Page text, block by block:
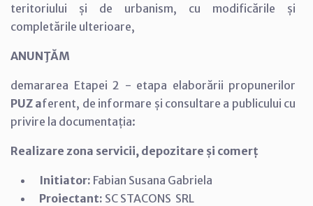
teritoriului și de urbanism, cu modificările și
completările ulterioare,
ANUNŢĂM
demararea Etapei 2 - etapa elaborării propunerilor
PUZ aferent, de informare și consultare a publicului cu
privire la documentația:
Realizare zona servicii, depozitare și comerț
Initiator: Fabian Susana Gabriela
Proiectant: SC STACONS SRL